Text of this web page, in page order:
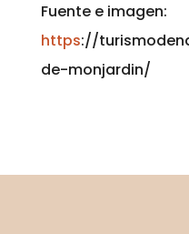
Fuente e imagen:
https://
de-monjardin/